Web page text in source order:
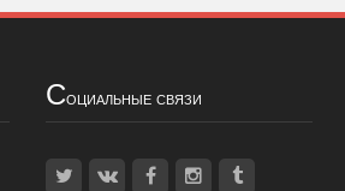
Социальные связи